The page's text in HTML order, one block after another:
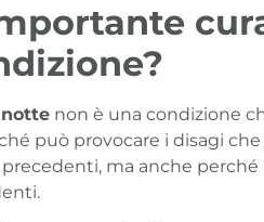
non è una condizione
può provocare i disagi
ma anche